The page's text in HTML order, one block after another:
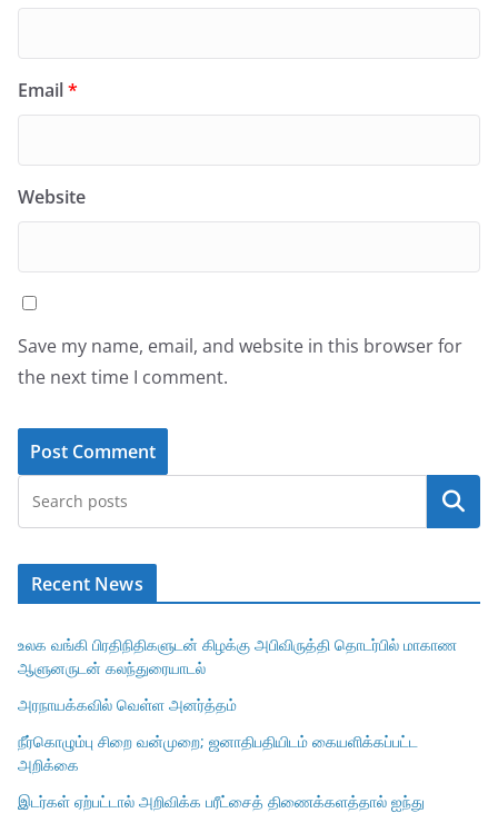
Email*
Website
Save my name, email, and website in this browser for
the next time I comment.
Search
Recent News
உலக வங்கி பிரதிநிதிகளுடன் கிழக்கு அபிவிருத்தி தொடர்பில் மாகாண
ஆளுனருடன் கலந்துரையாடல்
அரநாயக்கவில் வெள்ள அனர்த்தம்
நீர்கொழும்பு சிறை வன்முறை; ஜனாதிபதியிடம் கையளிக்கப்பட்ட
அறிக்கை
இடர்கள் ஏற்பட்டால் அறிவிக்க பரீட்சைத் திணைக்களத்தால் ஐந்து